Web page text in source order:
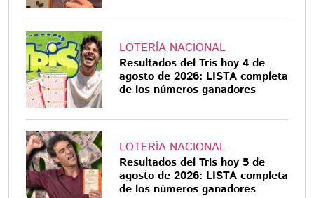
LOTERÍA NACIONAL
Resultados del Tris hoy 4 de
agosto de 2026: LISTA completa
de los números ganadores
LOTERÍA NACIONAL
Resultados del Tris hoy 5 de
agosto de 2026: LISTA completa
de los números ganadores